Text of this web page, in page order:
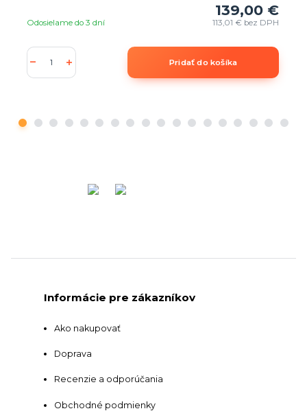
139,00 €
113,01 € bez DPH
Odosielame do 3 dní
Pridať do košíka
Informácie pre zákazníkov
Ako nakupovať
Doprava
Recenzie a odporúčania
Obchodné podmienky